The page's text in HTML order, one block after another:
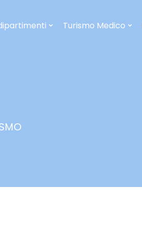
Turismo Medico